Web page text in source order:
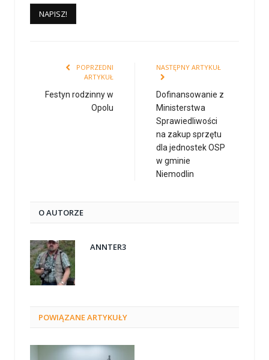
POPRZEDNI
ARTYKUŁ
Festyn rodzinny w
Opolu
NASTĘPNY ARTYKUŁ
Dofinansowanie z
Ministerstwa
Sprawiedliwości
na zakup sprzętu
dla jednostek OSP
w gminie
Niemodlin
O AUTORZE
ANNTER3
POWIĄZANEARTYKUŁY